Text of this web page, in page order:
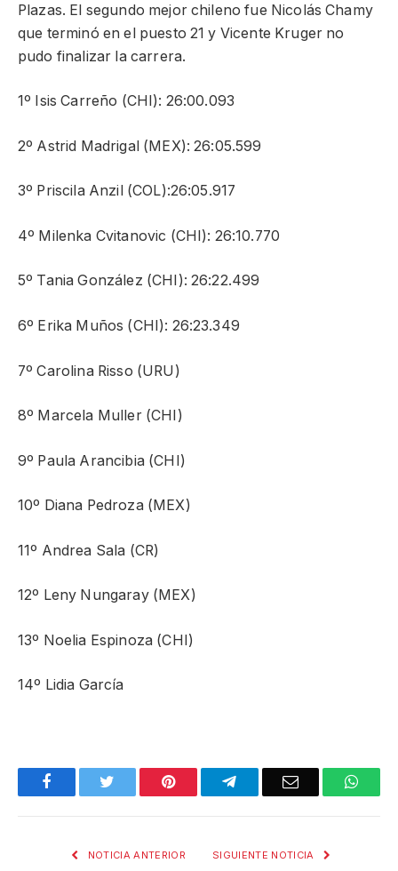
Plazas. El segundo mejor chileno fue Nicolás Chamy
que terminó en el puesto 21 y Vicente Kruger no
pudo finalizar la carrera.
1º Isis Carreño (CHI): 26:00.093
2º Astrid Madrigal (MEX): 26:05.599
3º Priscila Anzil (COL):26:05.917
4º Milenka Cvitanovic (CHI): 26:10.770
5º Tania González (CHI): 26:22.499
6º Erika Muños (CHI): 26:23.349
7º Carolina Risso (URU)
8º Marcela Muller (CHI)
9º Paula Arancibia (CHI)
10º Diana Pedroza (MEX)
11º Andrea Sala (CR)
12º Leny Nungaray (MEX)
13º Noelia Espinoza (CHI)
14º Lidia García
Facebook Pinterest TelegramEmail
NOTICIA ANTERIOR SIGUIENTE NOTICIA